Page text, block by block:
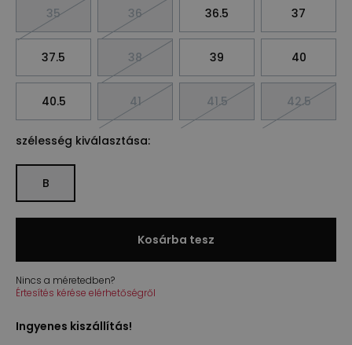
35 36 36.5 37
37.5 38 39 40
40.5 41 41.5 42.5
szélesség kiválasztása:
B
Kosárba tesz
Nincs a méretedben?
Értesítés kérése elérhetőségről
Ingyenes kiszállítás!